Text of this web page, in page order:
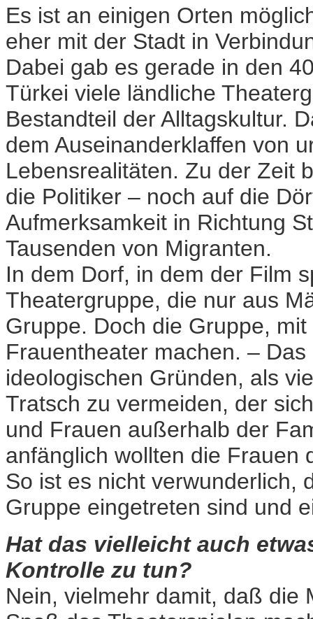
Es ist an einigen Orten
eher mit der Stadt in
Dabei gab es gerade in den
Türkei viele ländliche
Bestandteil der Alltagskultur.
dem Auseinanderklaffen von
Lebensrealitäten. Zu der Zeit
die Politiker – noch auf die
Aufmerksamkeit in Richtung
Tausenden von Migranten.
In dem Dorf, in dem der Film
Theatergruppe, die nur aus
Gruppe. Doch die Gruppe,
Frauentheater machen. –
ideologischen Gründen, als
Tratsch zu vermeiden, der
und Frauen außerhalb der
anfänglich wollten die Frauen
So ist es nicht verwunderlich,
Gruppe eingetreten sind und
Hat das vielleicht auch
Kontrolle zu tun?
Nein, vielmehr damit, daß die